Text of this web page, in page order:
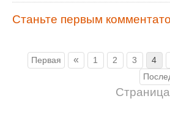
Станьте первым
Первая « 1 2 3 4